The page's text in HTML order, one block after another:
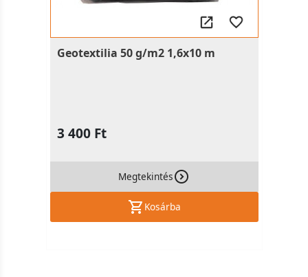
Geotextilia 50 g/m2 1,6x10 m
3 400 Ft
Megtekintés
Kosárba